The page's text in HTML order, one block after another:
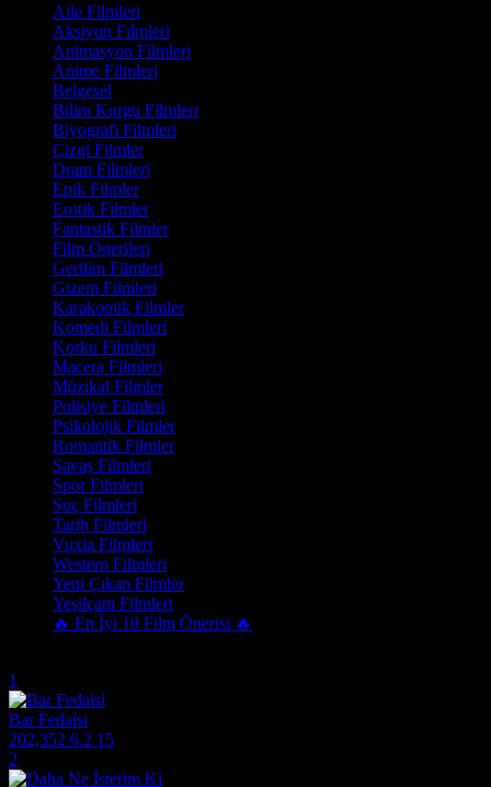
Aile Filmleri
Aksiyon Filmleri
Animasyon Filmleri
Anime Filmleri
Belgesel
Bilim Kurgu Filmleri
Biyografi Filmleri
Çizgi Filmler
Dram Filmleri
Epik Filmler
Erotik Filmler
Fantastik Filmler
Film Önerileri
Gerilim Filmleri
Gizem Filmleri
Karakomik Filmler
Komedi Filmleri
Korku Filmleri
Macera Filmleri
Müzikal Filmler
Polisiye Filmleri
Psikolojik Filmler
Romantik Filmler
Savaş Filmleri
Spor Filmleri
Suç Filmleri
Tarih Filmleri
Vuxia Filmleri
Western Filmleri
Yeni Çıkan Filmler
Yeşilçam Filmleri
🔥 En İyi 10 Film Önerisi 🔥
1
Bar Fedaisi
202,352 6.2 15
2